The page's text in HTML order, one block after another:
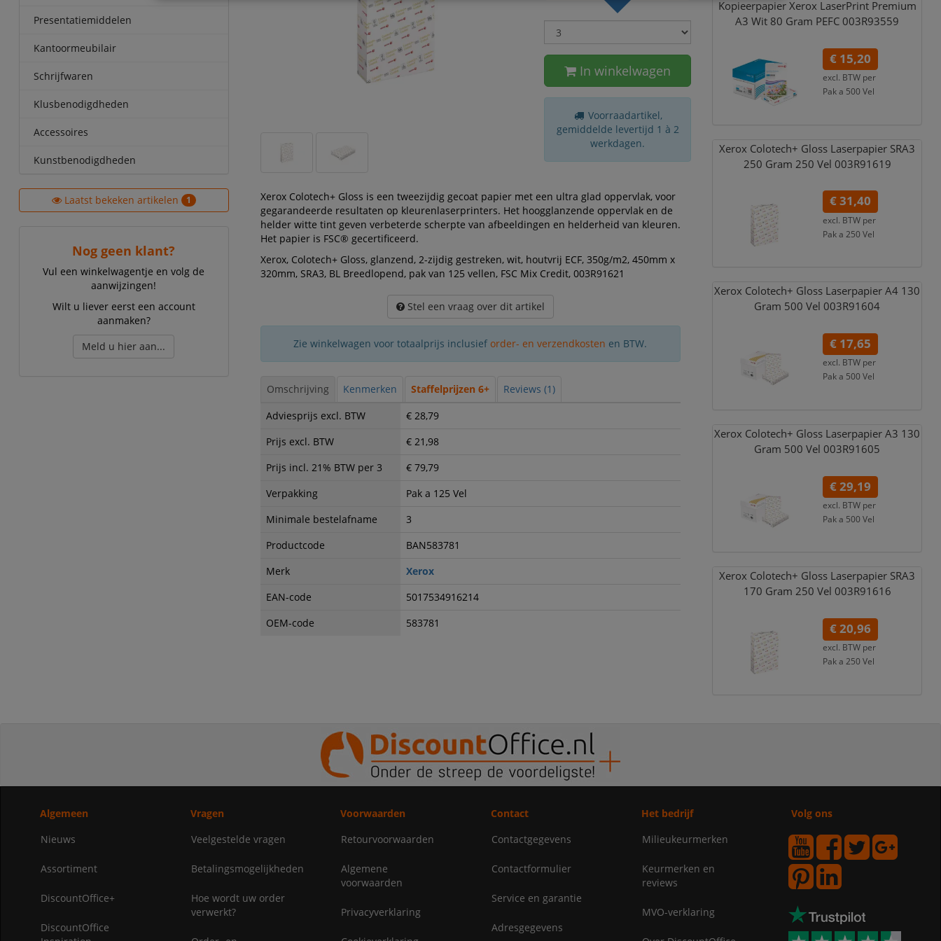
Presentatiemiddelen
Kantoormeubilair
Schrijfwaren
Klusbenodigdheden
Accessoires
Kunstbenodigdheden
Laatst bekeken artikelen 1
Nog geen klant?
Vul een winkelwagentje en volg de
aanwijzingen!
Wilt u liever eerst een account
aanmaken?
Meld u hier aan...
In winkelwagen
Voorraadartikel,
gemiddelde levertijd 1 à 2
werkdagen.
Xerox Colotech+ Gloss is een tweezijdig gecoat papier met een ultra glad oppervlak, voor
gegarandeerde resultaten op kleurenlaserprinters. Het hoogglanzende oppervlak en de
helder witte tint geven verbeterde scherpte van afbeeldingen en helderheid van kleuren.
Het papier is FSC® gecertificeerd.
Xerox, Colotech+ Gloss, glanzend, 2-zijdig gestreken, wit, houtvrij ECF, 350g/m2, 450mm x
320mm, SRA3, BL Breedlopend, pak van 125 vellen, FSC Mix Credit, 003R91621
Stel een vraag over dit artikel
Zie winkelwagen voor totaalprijs inclusief order- en verzendkosten en BTW.
Omschrijving Kenmerken Staffelprijzen 6+
Reviews (1)
Adviesprijs excl. BTW
€ 28,79
Prijs excl. BTW
€ 21,98
Prijs incl. 21% BTW per 3
€ 79,79
Verpakking
Pak a 125 Vel
Minimale bestelafname
3
Productcode
BAN583781
Merk
Xerox
EAN-code
5017534916214
OEM-code
583781
Kopieerpapier Xerox LaserPrint Premium
A3 Wit 80 Gram PEFC 003R93559
€ 15,20
excl. BTW per
Pak a 500 Vel
Xerox Colotech+ Gloss Laserpapier SRA3
250 Gram 250 Vel 003R91619
€ 31,40
excl. BTW per
Pak a 250 Vel
Xerox Colotech+ Gloss Laserpapier A4 130
Gram 500 Vel 003R91604
€ 17,65
excl. BTW per
Pak a 500 Vel
Xerox Colotech+ Gloss Laserpapier A3 130
Gram 500 Vel 003R91605
€ 29,19
excl. BTW per
Pak a 500 Vel
Xerox Colotech+ Gloss Laserpapier SRA3
170 Gram 250 Vel 003R91616
€ 20,96
excl. BTW per
Pak a 250 Vel
Algemeen
Nieuws
Assortiment
DiscountOffice+
DiscountOffice
Vragen
Veelgestelde vragen
Betalingsmogelijkheden
Hoe wordt uw order
verwerkt?
Voorwaarden
Retourvoorwaarden
Algemene
voorwaarden
Privacyverklaring
Contact
Contactgegevens
Contactformulier
Service en garantie
Adresgegevens
Het bedrijf
Milieukeurmerken
Keurmerken en
reviews
MVO-verklaring
Volg ons